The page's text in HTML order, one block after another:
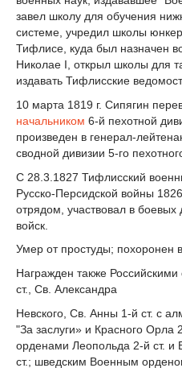
завел школу для обучения
системе, учредил школы
Тифлисе, куда был назначен
Николае I, открыл школы для
издавать Тифлисские
10 марта 1819 г. Сипягин
начальником 6-й пехотной
произведен в генерал-
сводной дивизии 5-го
С 28.3.1827 Тифлисский
Русско-Персидской войны
отрядом, участвовал в боевых
войск.
Умер от простуды; похоронен
Награжден также
ст., Св. Александра
Невского, Св. Анны 1-й ст. с
"За заслуги» и Красного Орла
орденами Леопольда 2-й ст.
ст.; шведским Военным